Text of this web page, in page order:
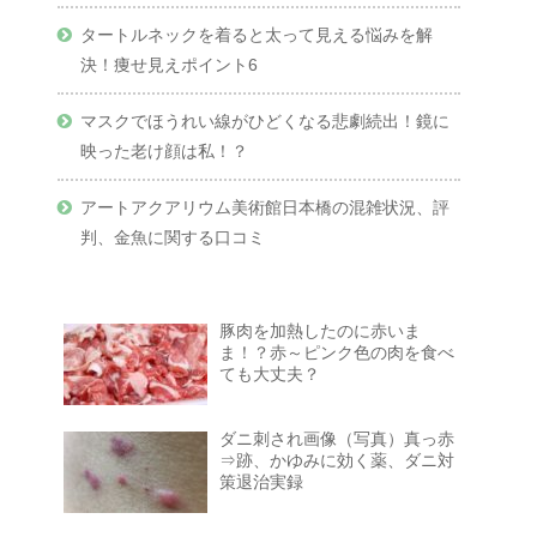
タートルネックを着ると太って見える悩みを解
決！痩せ見えポイント6
マスクでほうれい線がひどくなる悲劇続出！鏡に
映った老け顔は私！？
アートアクアリウム美術館日本橋の混雑状況、評
判、金魚に関する口コミ
豚肉を加熱したのに赤いま
ま！？赤～ピンク色の肉を食べ
ても大丈夫？
ダニ刺され画像（写真）真っ赤
⇒跡、かゆみに効く薬、ダニ対
策退治実録